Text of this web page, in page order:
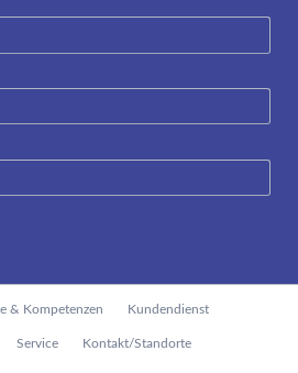
& Kompetenzen Kundendienst
Service Kontakt/Standorte